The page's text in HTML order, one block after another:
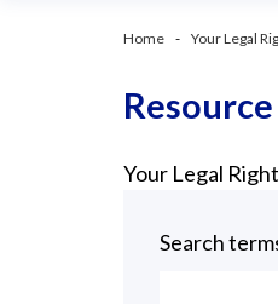
Home Your Legal
Your Legal
Search